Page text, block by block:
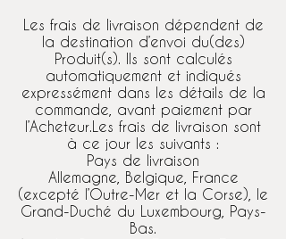
Les frais de livraison dépendent de
la destination d’envoi du(des)
Produit(s). Ils sont calculés
automatiquement et indiqués
expressément dans les détails de la
commande, avant paiement par
l’Acheteur.Les frais de livraison sont
à ce jour les suivants :
Pays de livraison
Allemagne, Belgique, France
(excepté l’Outre-Mer et la Corse), le
Grand-Duché du Luxembourg, Pays-
Bas.